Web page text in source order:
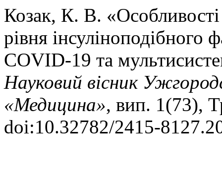
Козак, К. В. «Особливості
рівня інсуліноподібного
COVID-19 та
Науковий вісник
«Медицина», вип. 1(73),
doi:10.32782/2415-